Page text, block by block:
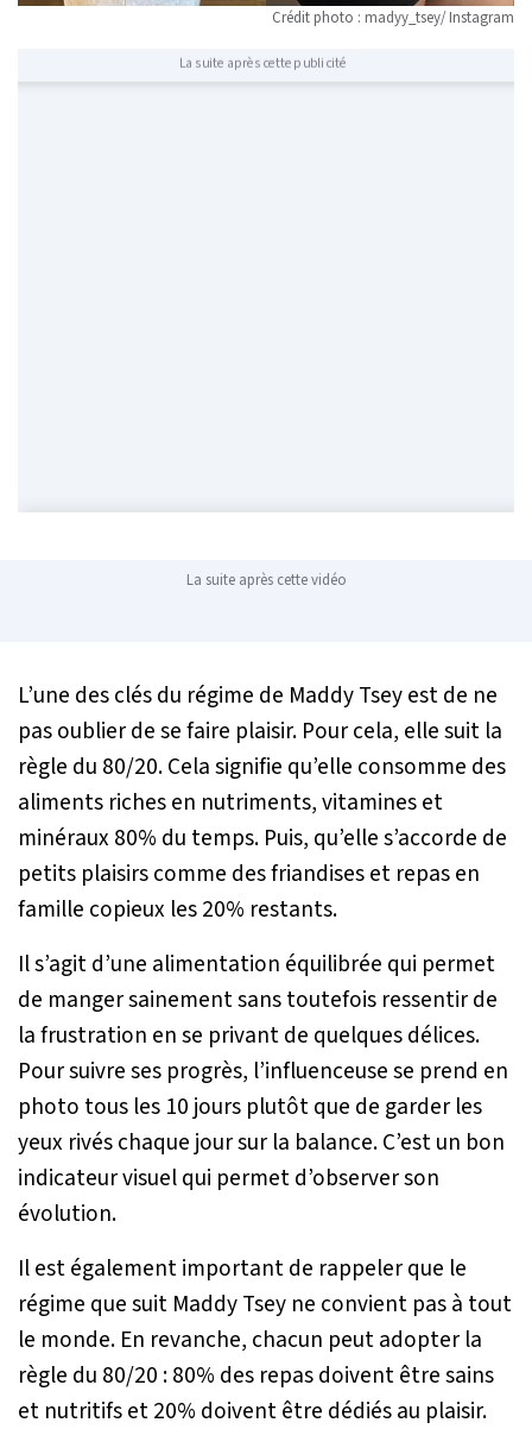
Crédit photo : madyy_tsey/ Instagram
La suite après cette publicité
La suite après cette vidéo
L’une des clés du régime de Maddy Tsey est de ne
pas oublier de se faire plaisir. Pour cela, elle suit la
règle du 80/20. Cela signifie qu’elle consomme des
aliments riches en nutriments, vitamines et
minéraux 80% du temps. Puis, qu’elle s’accorde de
petits plaisirs comme des friandises et repas en
famille copieux les 20% restants.
Il s’agit d’une alimentation équilibrée qui permet
de manger sainement sans toutefois ressentir de
la frustration en se privant de quelques délices.
Pour suivre ses progrès, l’influenceuse se prend en
photo tous les 10 jours plutôt que de garder les
yeux rivés chaque jour sur la balance. C’est un bon
indicateur visuel qui permet d’observer son
évolution.
Il est également important de rappeler que le
régime que suit Maddy Tsey ne convient pas à tout
le monde. En revanche, chacun peut adopter la
règle du 80/20 : 80% des repas doivent être sains
et nutritifs et 20% doivent être dédiés au plaisir.